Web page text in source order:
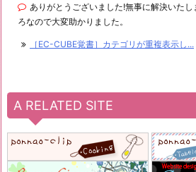
ありがとうございました!無事に解決いた
ろなので大変助かりました。
［EC-CUBE覚書］カテゴリが重複表示し...
A RELATED SITE